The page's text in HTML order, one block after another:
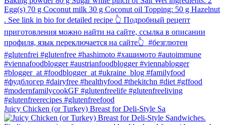
Juicy Chicken (or Turkey) Breast for Deli-Style Sa